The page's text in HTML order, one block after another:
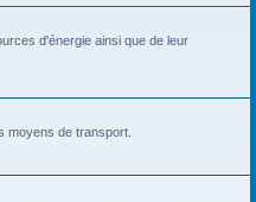
d'énergie ainsi que de leur
moyens de transport.